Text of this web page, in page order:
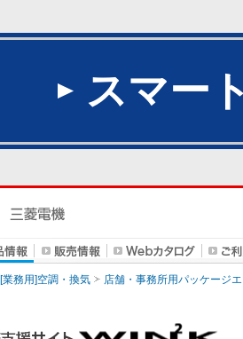
スマー
[業務用]空調・換気 店舗・事務所用パッケージ